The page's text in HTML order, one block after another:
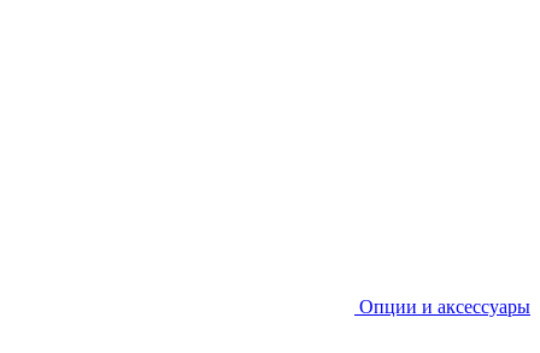
Опции и аксессуары